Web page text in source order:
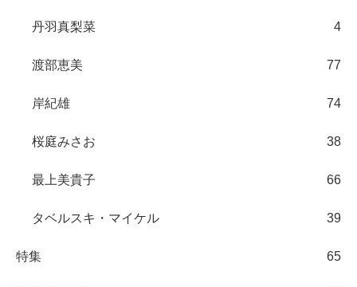
丹羽真梨菜 4
渡部恵美 77
岸紀雄 74
桜庭みさお 38
最上美貴子 66
タベルスキ・マイケル 39
特集 65